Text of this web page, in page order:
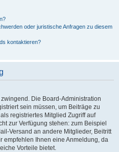
oder juristische Anfragen zu diesem
kontaktieren?
Die Board-Administration
sein müssen, um Beiträge zu
registriertes Mitglied Zugriff auf
zur Verfügung stehen: zum Beispiel
Versand an andere Mitglieder, Beitritt
empfehlen Ihnen eine Anmeldung, da
Vorteile bietet.